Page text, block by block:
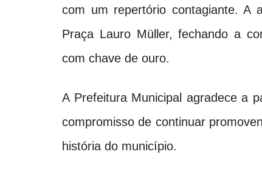
com um repertório contagiante. A
Praça Lauro Müller, fechando a
com chave de ouro.
A Prefeitura Municipal agradece a
compromisso de continuar
história do município.